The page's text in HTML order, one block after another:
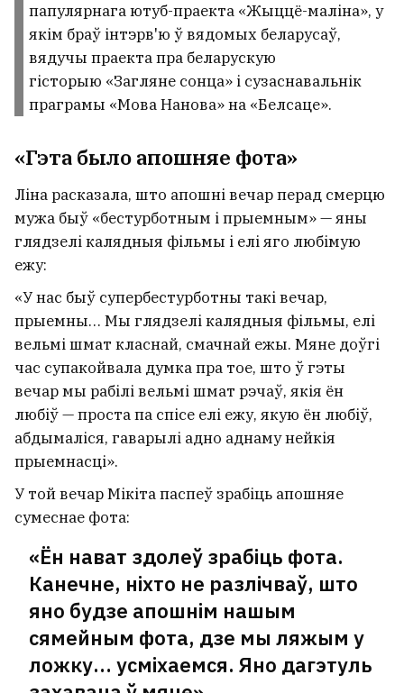
папулярнага ютуб-праекта «Жыццё-маліна», у
якім браў інтэрв'ю ў вядомых беларусаў,
вядучы праекта пра беларускую
гісторыю «Загляне сонца» і сузаснавальнік
праграмы «Мова Нанова» на «Белсаце».
«Гэта было апошняе фота»
Ліна расказала, што апошні вечар перад смерцю
мужа быў «бестурботным і прыемным» — яны
глядзелі калядныя фільмы і елі яго любімую
ежу:
«У нас быў супербестурботны такі вечар,
прыемны… Мы глядзелі калядныя фільмы, елі
вельмі шмат класнай, смачнай ежы. Мяне доўгі
час супакойвала думка пра тое, што ў гэты
вечар мы рабілі вельмі шмат рэчаў, якія ён
любіў — проста па спісе елі ежу, якую ён любіў,
абдымаліся, гаварылі адно аднаму нейкія
прыемнасці».
У той вечар Мікіта паспеў зрабіць апошняе
сумеснае фота:
«Ён нават здолеў зрабіць фота.
Канечне, ніхто не разлічваў, што
яно будзе апошнім нашым
сямейным фота, дзе мы ляжым у
ложку… усміхаемся. Яно дагэтуль